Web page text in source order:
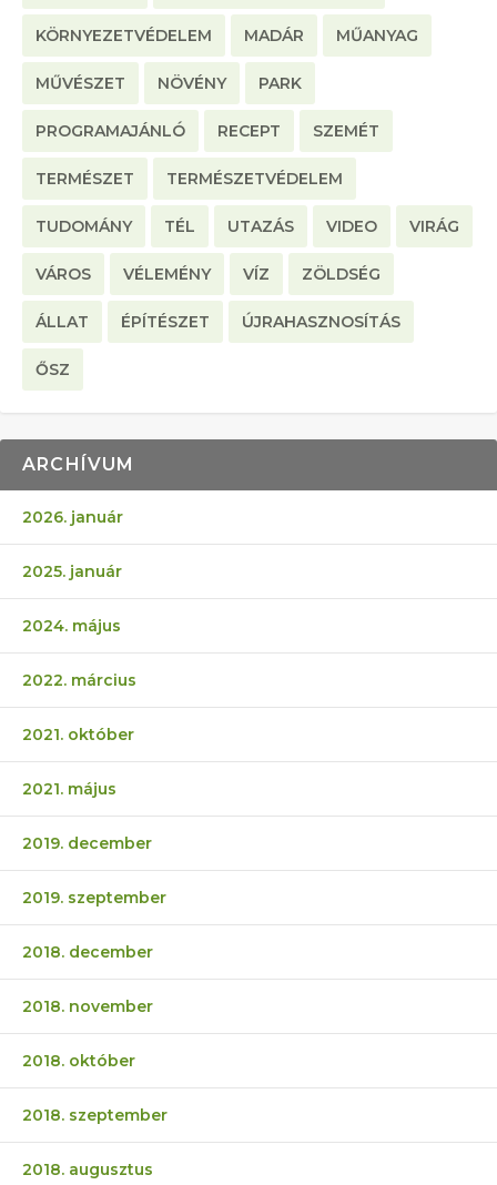
KÖRNYEZETVÉDELEM MADÁR MŰANYAG
MŰVÉSZET NÖVÉNY PARK
PROGRAMAJÁNLÓ RECEPT SZEMÉT
TERMÉSZET TERMÉSZETVÉDELEM
TUDOMÁNY TÉL UTAZÁS VIDEO VIRÁG
VÁROS VÉLEMÉNY VÍZ ZÖLDSÉG
ÁLLAT ÉPÍTÉSZET ÚJRAHASZNOSÍTÁS
ŐSZ
ARCHÍVUM
2026. január
2025. január
2024. május
2022. március
2021. október
2021. május
2019. december
2019. szeptember
2018. december
2018. november
2018. október
2018. szeptember
2018. augusztus